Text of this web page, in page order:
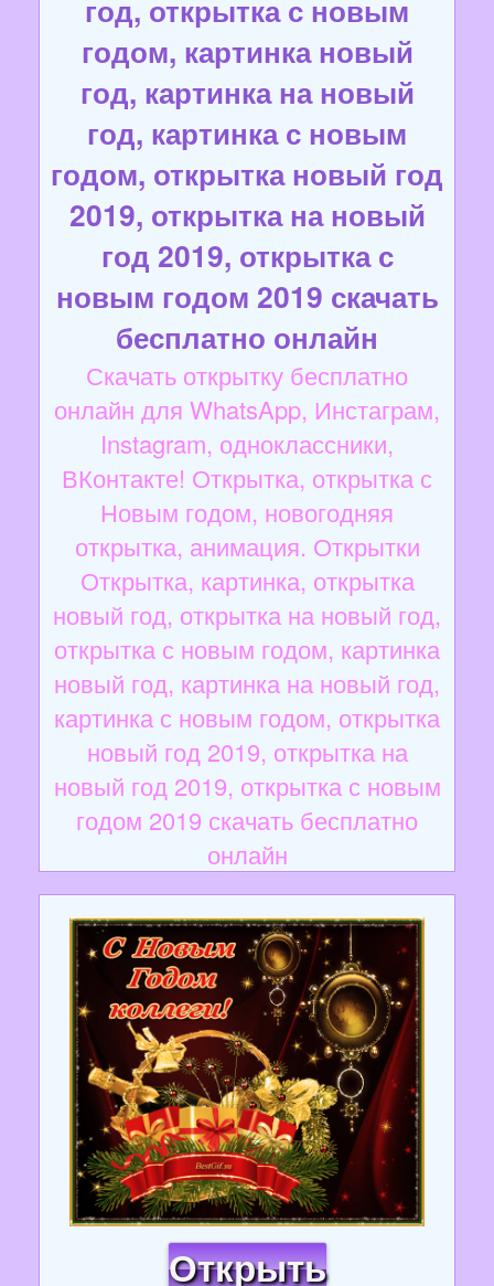
год, открытка с новым
годом, картинка новый
год, картинка на новый
год, картинка с новым
годом, открытка новый год
2019, открытка на новый
год 2019, открытка с
новым годом 2019 скачать
бесплатно онлайн
Скачать открытку бесплатно
онлайн для WhatsApp, Инстаграм,
Instagram, одноклассники,
ВКонтакте! Открытка, открытка с
Новым годом, новогодняя
открытка, анимация. Открытки
Открытка, картинка, открытка
новый год, открытка на новый год,
открытка с новым годом, картинка
новый год, картинка на новый год,
картинка с новым годом, открытка
новый год 2019, открытка на
новый год 2019, открытка с новым
годом 2019 скачать бесплатно
онлайн
Открыть